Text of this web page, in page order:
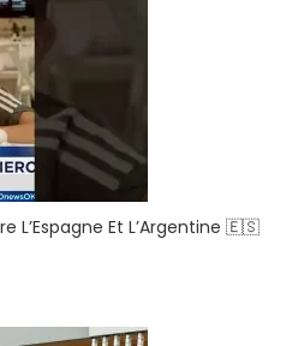
L’Espagne Et L’Argentine 🇪🇸